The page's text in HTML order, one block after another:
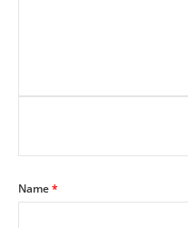
Name*